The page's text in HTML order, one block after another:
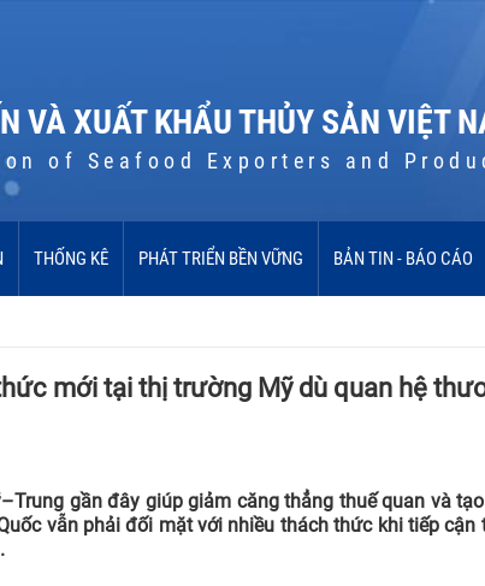
VÀ XUẤT KHẨU THỦY SẢN VIỆT
of Seafood Exporters and
THỐNG KÊ PHÁT TRIỂN BỀN VỮNG BẢN TIN - BÁO CÁO
mới tại thị trường Mỹ dù quan hệ
gần đây giúp giảm căng thẳng thuế quan và
vẫn phải đối mặt với nhiều thách thức khi tiếp cận